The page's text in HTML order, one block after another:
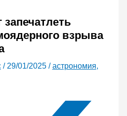
взрыва
/ 29/01/2025 /астрономия,